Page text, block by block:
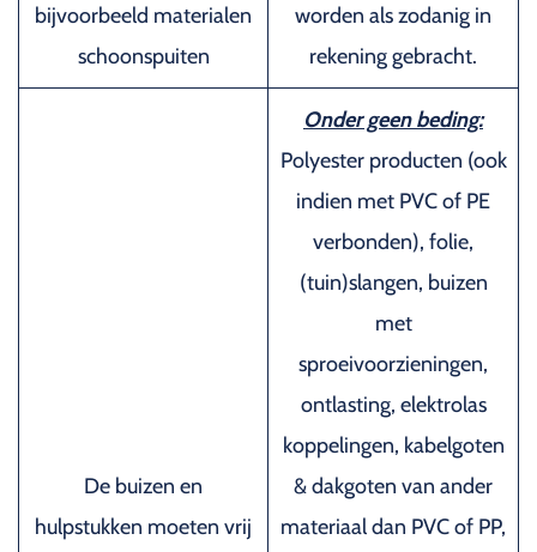
bijvoorbeeld materialen
schoonspuiten
worden als zodanig in
rekening gebracht.
De buizen en
hulpstukken moeten vrij
Onder geen beding:
Polyester producten (ook
indien met PVC of PE
verbonden), folie,
(tuin)slangen, buizen
met
sproeivoorzieningen,
ontlasting, elektrolas
koppelingen, kabelgoten
& dakgoten van ander
materiaal dan PVC of PP,